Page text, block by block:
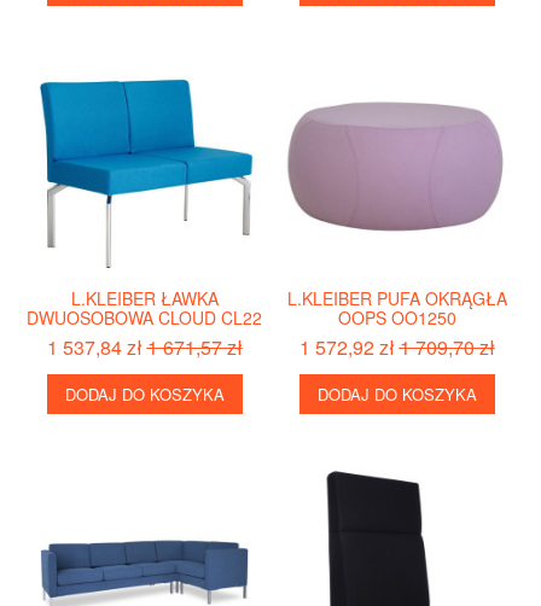
L.KLEIBER ŁAWKA
DWUOSOBOWA CLOUD CL22
1 537,84 zł1 671,57 zł
DODAJ DO KOSZYKA
L.KLEIBER PUFA OKRĄGŁA
OOPS OO1250
1 572,92 zł1 709,70 zł
DODAJ DO KOSZYKA